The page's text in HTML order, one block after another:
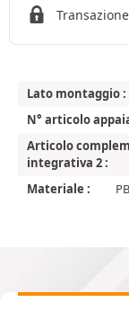
Lato montaggio :
N° articolo
Articolo
integrativa 2 :
Materiale :